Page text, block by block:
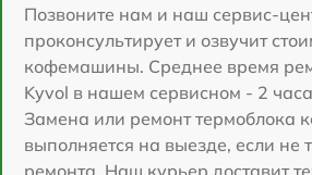
Позвоните нам и наш сервис-
проконсультирует и озвучит
кофемашины. Среднее время
Kyvol в нашем сервисном - 2
Замена или ремонт термоблока
выполняется на выезде, если не
ремонта. Наш курьер доставит